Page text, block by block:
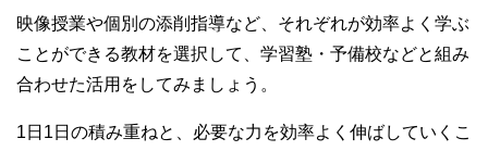
映像授業や個別の添削指導など、それぞれが効率よく学ぶ
ことができる教材を選択して、学習塾・予備校などと組み
合わせた活用をしてみましょう。
1日1日の積み重ねと、必要な力を効率よく伸ばしていくこ